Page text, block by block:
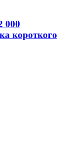
000
короткого